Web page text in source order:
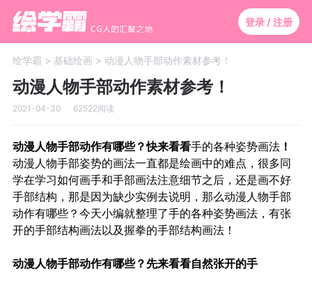
登录 / 注册
绘学霸 > 基础绘画 > 动漫人物手部动作素材参考！
动漫人物手部动作素材参考！
2021-04-30 62522阅读
动漫人物手部动作有哪些？快来看看手的各种姿势画法！
动漫人物手部姿势的画法一直都是绘画中的难点，很多同
学在学习如何画手和手部画法注意细节之后，还是画不好
手部结构，那是因为缺少实例去说明，那么动漫人物手部
动作有哪些？今天小编就整理了手的各种姿势画法，有张
开的手部结构画法以及握拳的手部结构画法！
动漫人物手部动作有哪些？先来看看自然张开的手